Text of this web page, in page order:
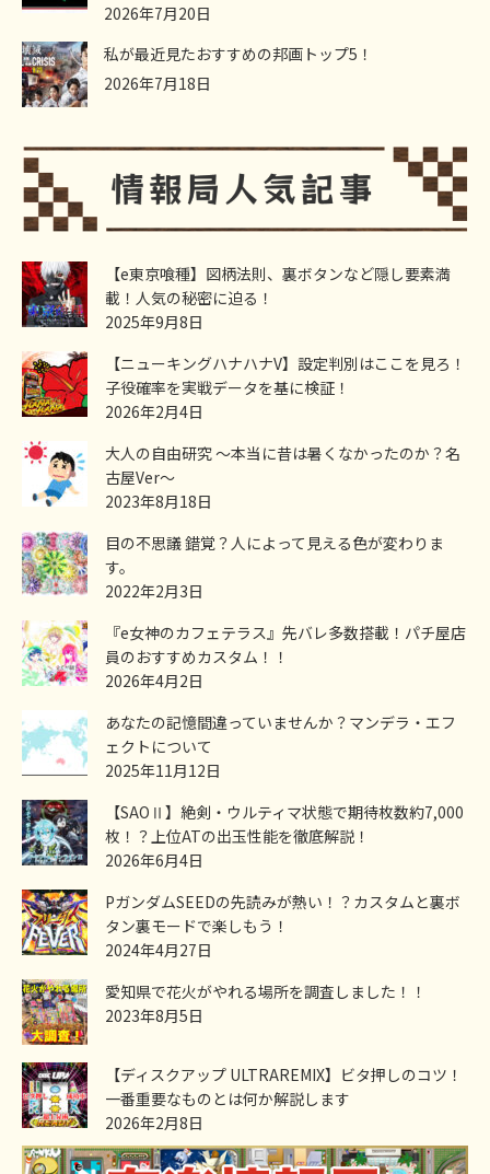
2026年7月20日
私が最近見たおすすめの邦画トップ5！
2026年7月18日
【e東京喰種】図柄法則、裏ボタンなど隠し要素満
載！人気の秘密に迫る！
2025年9月8日
【ニューキングハナハナV】設定判別はここを見ろ！
子役確率を実戦データを基に検証！
2026年2月4日
大人の自由研究 ～本当に昔は暑くなかったのか？名
古屋Ver～
2023年8月18日
目の不思議 錯覚？人によって見える色が変わりま
す。
2022年2月3日
『e女神のカフェテラス』先バレ多数搭載！パチ屋店
員のおすすめカスタム！！
2026年4月2日
あなたの記憶間違っていませんか？マンデラ・エフ
ェクトについて
2025年11月12日
【SAOⅡ】絶剣・ウルティマ状態で期待枚数約7,000
枚！？上位ATの出玉性能を徹底解説！
2026年6月4日
PガンダムSEEDの先読みが熱い！？カスタムと裏ボ
タン裏モードで楽しもう！
2024年4月27日
愛知県で花火がやれる場所を調査しました！！
2023年8月5日
【ディスクアップ ULTRAREMIX】ビタ押しのコツ！
一番重要なものとは何か解説します
2026年2月8日